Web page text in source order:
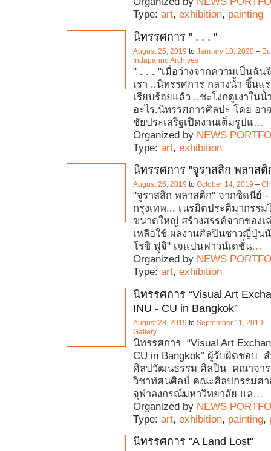
Type: art, exhibition, painting
นิทรรศการ " . . . "
August 25, 2019 to January 10, 2020 –
Indapanno Archives‎
" . . . "เมื่อว่างจากความเป็นฉัน
เรา ..นิทรรศการ กลางน้ำ ชิ้นแ
เรียบร้อยแล้ว ..ชะโงกดูเงาใน
อะไร.นิทรรศการศิลปะ โดย อา
ชัยประเสริฐเปิดงานเต็มรูปแ…
Organized by NEWS
Type: art, exhibition
นิทรรศการ "จูราสสิก พลาสติ
August 26, 2019 to October 14, 2019 –
"จูราสสิก พลาสติก" จากซิดนีย์ -
กรุงเทพ... เนรมิตประติมากรรม
ขนาดใหญ่ สร้างสรรค์จากของเ
เหลือใช้ ผลงานศิลปินชาวญี่ปุ่น
โรชิ ฟูจิ" เจแปนฟาวน์เดชั่น…
Organized by NEWS
Type: art, exhibition
นิทรรศการ “Visual Art
INU - CU in Bangkok”
August 28, 2019 to September 11, 2019 –
Gallery
นิทรรศการ “Visual Art
CU in Bangkok” ผู้รับผิดชอบ
ศิลปวัฒนธรรม ศิลปิน คณาจา
วิชาทัศนศิลป์ คณะศิลปกรรมศา
จุฬาลงกรณ์มหาวิทยาลัย แล…
Organized by NEWS
Type: art, exhibition, painting,
นิทรรศการ "A Land Lost"